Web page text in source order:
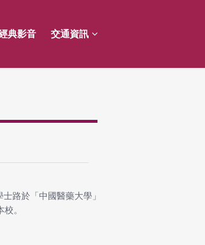
典影音 交通資訊
路於「中國醫藥大學」
。